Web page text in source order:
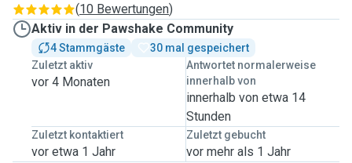
(10 Bewertungen)
Aktiv in der Pawshake Community
4 Stammgäste
30 mal gespeichert
Zuletzt aktiv
vor 4 Monaten
Antwortet normalerweise
innerhalb von
innerhalb von etwa 14
Stunden
Zuletzt kontaktiert
vor etwa 1 Jahr
Zuletzt gebucht
vor mehr als 1 Jahr